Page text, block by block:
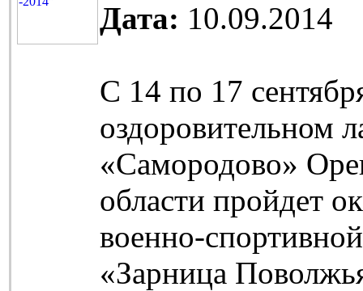
Дата: 10.09.2014
С 14 по 17
оздоровительном
«Самородово»
области пройдет
военно-
«Зарница